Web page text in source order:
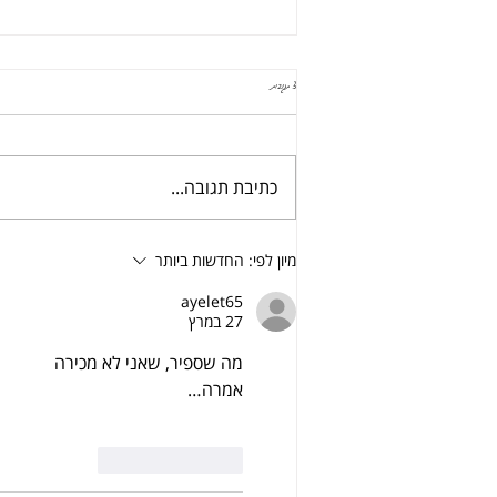
עוגת שקדים ואגוזים ללא מילים
3 תגובות
כתיבת תגובה...
מיון לפי: החדשות ביותר
ayelet65
27 במרץ
מה שספיר, שאני לא מכירה
אמרה…